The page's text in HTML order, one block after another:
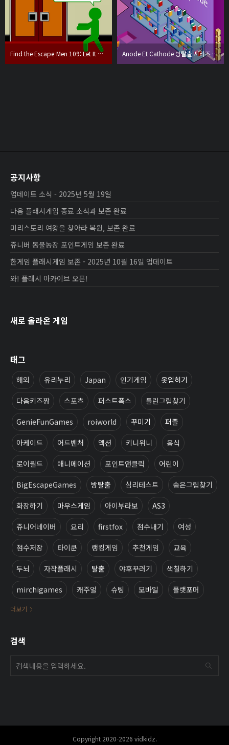
Find the Escape-Men 109: Let It Go Away Anode Et Cathode 방탈출 시리즈 - The Office
공지사항
업데이트 소식 - 2025년 5월 19일
다음 플래시게임 종료 소식과 보존 완료
미리스토리 여왕을 찾아라 복원, 보존 완료
쥬니버 동물농장 포인트게임 보존 완료
한게임 플래시게임 보존 - 2025년 10월 16일 업데이트
와! 플래시 아카이브 오픈!
새로 올라온 게임
태그
해외 유리누리 Japan 인기게임 옷입히기
다음키즈짱 스포츠 퍼스트폭스 틀린그림찾기
GenieFunGames roiworld 꾸미기 퍼즐
아케이드 어드벤처 액션 키니위니 음식
로이월드 애니메이션 포인트앤클릭 어린이
BigEscapeGames 방탈출 심리테스트 숨은그림찾기
화장하기 마우스게임 아이부라보 AS3
쥬니어네이버 요리 firstfox 점수내기 여성
점수저장 타이쿤 랭킹게임 추천게임 교육
두뇌 자작플래시 탈출 야후꾸러기 색칠하기
mirchigames 캐주얼 슈팅 모바일 플랫포머
더보기
검색
Copyright 2020-2026 vidkidz.